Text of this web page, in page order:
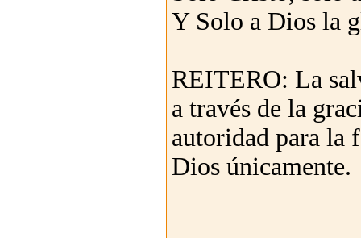
Y Solo a Dios la
REITERO: La
a través de la
autoridad para la
Dios únicamente.